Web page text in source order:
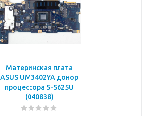
Материнская плата
ASUS UM3402YA донор
процессора 5-5625U
(040838)